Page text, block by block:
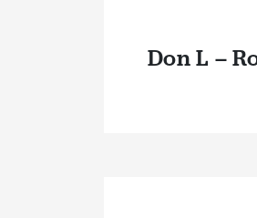
Don L –